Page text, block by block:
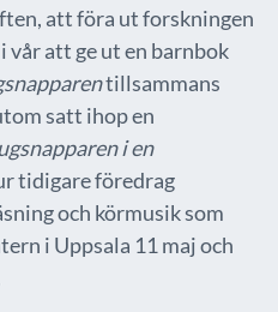
att föra ut forskningen
att ge ut en barnbok
tillsammans
satt ihop en
i en
tidigare föredrag
och körmusik som
i Uppsala 11 maj och